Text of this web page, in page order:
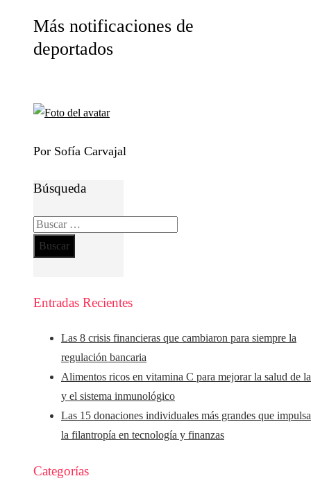
Más notificaciones de
deportados
Por Sofía Carvajal
Búsqueda
Buscar:
Entradas Recientes
Las 8 crisis financieras que cambiaron para siempre la
regulación bancaria
Alimentos ricos en vitamina C para mejorar la salud de
y el sistema inmunológico
Las 15 donaciones individuales más grandes que
la filantropía en tecnología y finanzas
Categorías